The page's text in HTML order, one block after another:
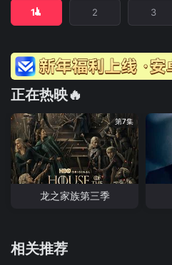
1 2 3
正在热映🔥
第7集
龙之家族第三季
相关推荐